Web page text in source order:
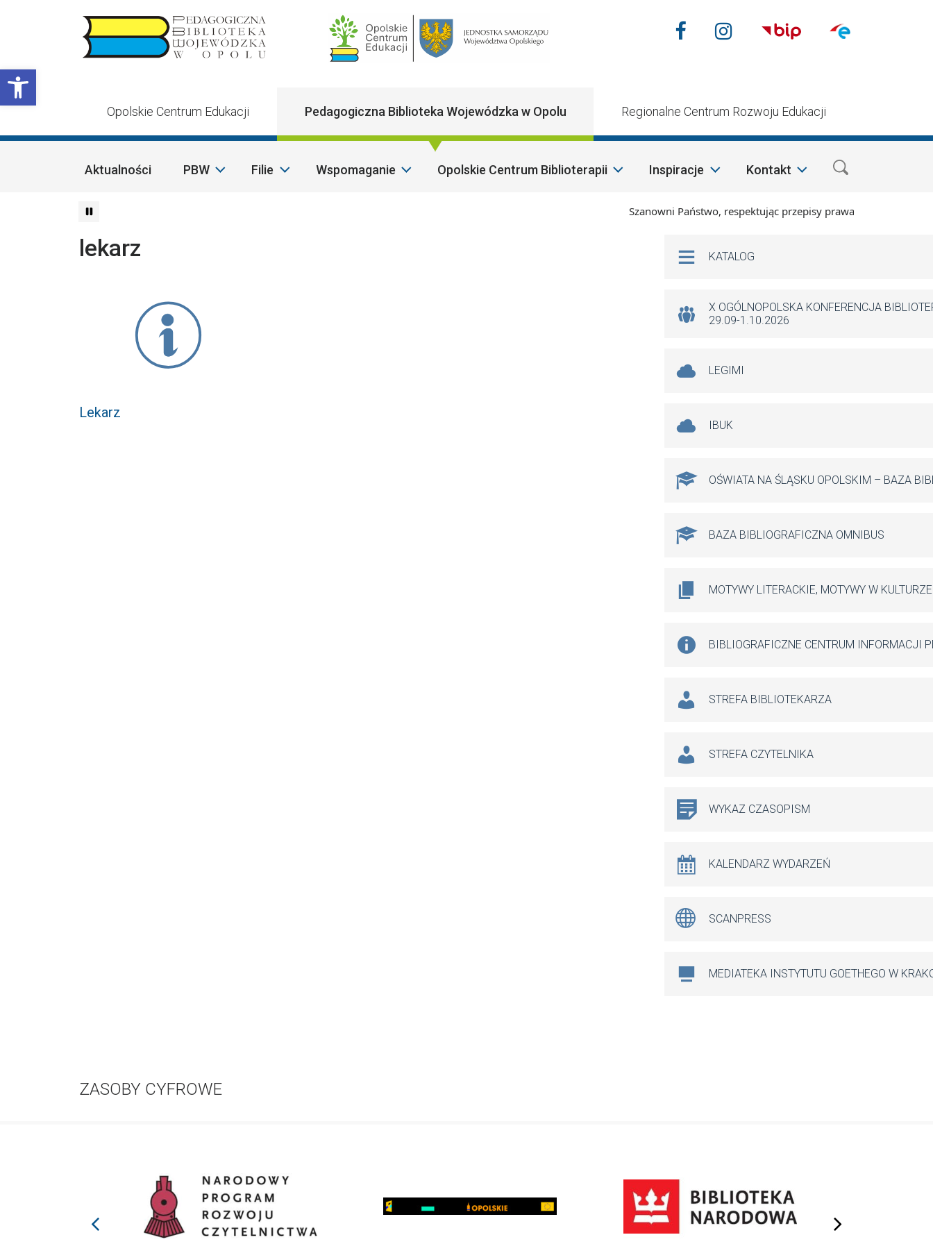
Otwórz pasek narzędzi
Main Navigation
Nasze media
FacebookInstagram
Opolskie Centrum Edukacji Pedagogiczna Biblioteka Wojewódzka w Opolu Regionalne Centrum Rozwoju Edukacji
Aktualności PBW Filie Wspomaganie Opolskie Centrum Biblioterapii Inspiracje Kontakt
Szanowni Państwo, respektując przepisy prawa i mając na
lekarz
Lekarz
Na skróty
KATALOG
X OGÓLNOPOLSKA KONFERENCJA
29.09-1.10.2026
LEGIMI
IBUK
OŚWIATA NA ŚLĄSKU OPOLSKIM – BAZA
BAZA BIBLIOGRAFICZNA OMNIBUS
MOTYWY LITERACKIE, MOTYWY W KULTURZE
BIBLIOGRAFICZNE CENTRUM INFORMACJI
STREFA BIBLIOTEKARZA
STREFA CZYTELNIKA
WYKAZ CZASOPISM
KALENDARZ WYDARZEŃ
SCANPRESS
MEDIATEKA INSTYTUTU GOETHEGO W
ZASOBY CYFROWE
prev next